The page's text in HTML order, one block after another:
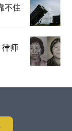
不住
律师